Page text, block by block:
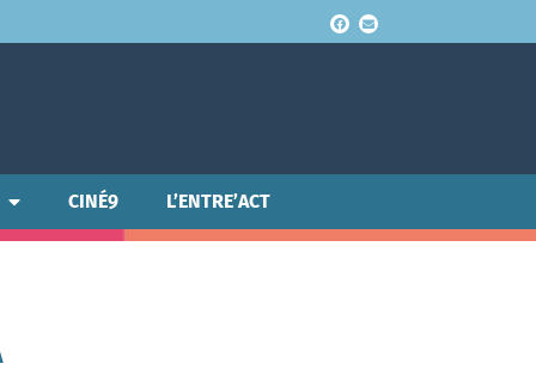
CINÉ9 L’ENTRE’ACT